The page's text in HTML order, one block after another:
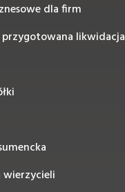
dla firm
likwidacja
wierzycieli